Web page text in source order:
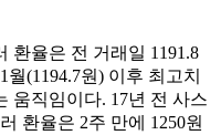
환율은 전 거래일 1191.8
(1194.7원) 이후 최고치
움직임이다. 17년 전 사스
환율은 2주 만에 1250원